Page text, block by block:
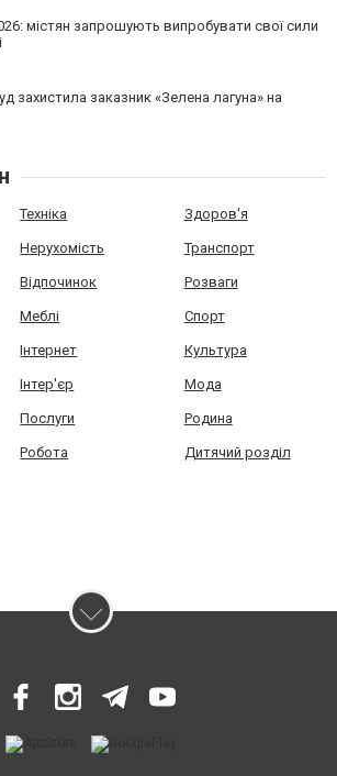
містян запрошують випробувати свої сили
захистила заказник «Зелена лагуна» на
Техніка Здоров'я
Нерухомість Транспорт
Відпочинок Розваги
Меблі Спорт
Інтернет Культура
Інтер'єр Мода
Послуги Родина
Робота Дитячий розділ